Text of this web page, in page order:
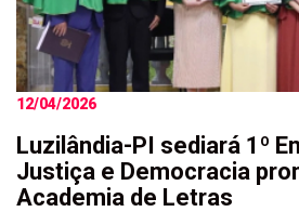
12/04/2026
Luzilândia-PI sediará 1º
Justiça e Democracia
Academia de Letras